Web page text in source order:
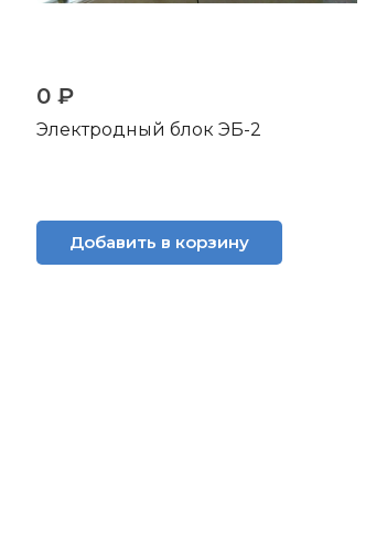
0 ₽
Электродный блок ЭБ-2
Добавить в корзину